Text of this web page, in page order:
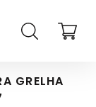
GRELHA